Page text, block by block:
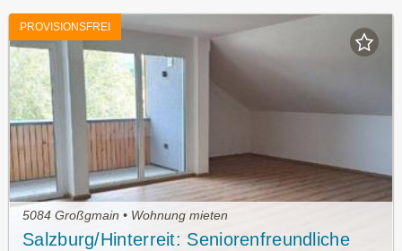
PROVISIONSFREI
5084 Großgmain • Wohnung mieten
Salzburg/Hinterreit: Seniorenfreundliche